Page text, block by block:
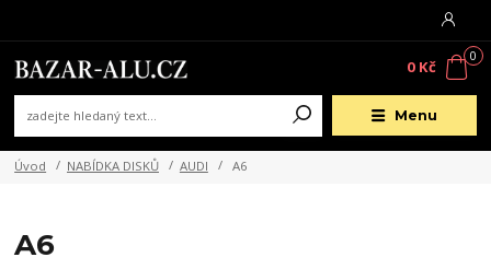
Menu
0
0 Kč
Úvod NABÍDKA DISKŮ AUDI A6
A6